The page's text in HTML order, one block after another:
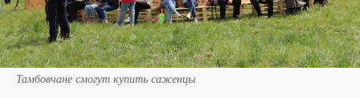
Тамбовчане смогут купить саженцы